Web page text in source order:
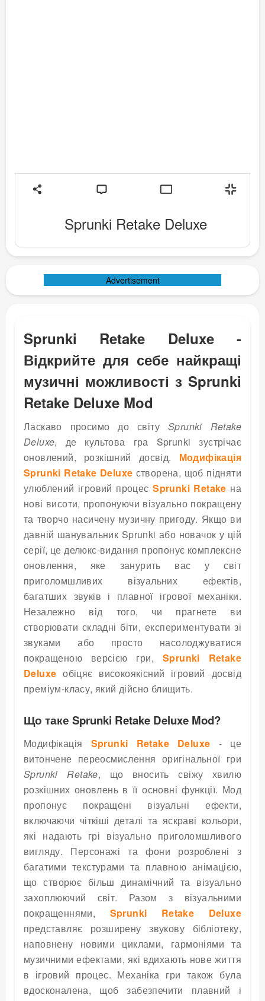
Sprunki Retake Deluxe
Advertisement
Sprunki Retake Deluxe -
Відкрийте для себе найкращі
музичні можливості з Sprunki
Retake Deluxe Mod
Ласкаво просимо до світу Sprunki Retake
Deluxe, де культова гра Sprunki зустрічає
оновлений, розкішний досвід. Модифікація
Sprunki Retake Deluxe створена, щоб підняти
улюблений ігровий процесSprunki Retake на
нові висоти, пропонуючи візуально покращену
та творчо насичену музичну пригоду. Якщо ви
давній шанувальник Sprunki або новачок у цій
серії, це делюкс-видання пропонує комплексне
оновлення, яке занурить вас у світ
приголомшливих візуальних ефектів,
багатших звуків і плавної ігрової механіки.
Незалежно від того, чи прагнете ви
створювати складні біти, експериментувати зі
звуками або просто насолоджуватися
покращеною версією гри, Sprunki Retake
Deluxe обіцяє високоякісний ігровий досвід
преміум-класу, який дійсно блищить.
Що таке Sprunki Retake Deluxe Mod?
Модифікація Sprunki Retake Deluxe - це
витончене переосмислення оригінальної гри
Sprunki Retake, що вносить свіжу хвилю
розкішних оновлень в її основні функції. Мод
пропонує покращені візуальні ефекти,
включаючи чіткіші деталі та яскраві кольори,
які надають грі візуально приголомшливого
вигляду. Персонажі та фони розроблені з
багатими текстурами та плавною анімацією,
що створює більш динамічний та візуально
захоплюючий світ. Разом з візуальними
покращеннями, Sprunki Retake Deluxe
представляє розширену звукову бібліотеку,
наповнену новими циклами, гармоніями та
музичними ефектами, які вдихають нове життя
в ігровий процес. Механіка гри також була
вдосконалена, щоб забезпечити плавний і